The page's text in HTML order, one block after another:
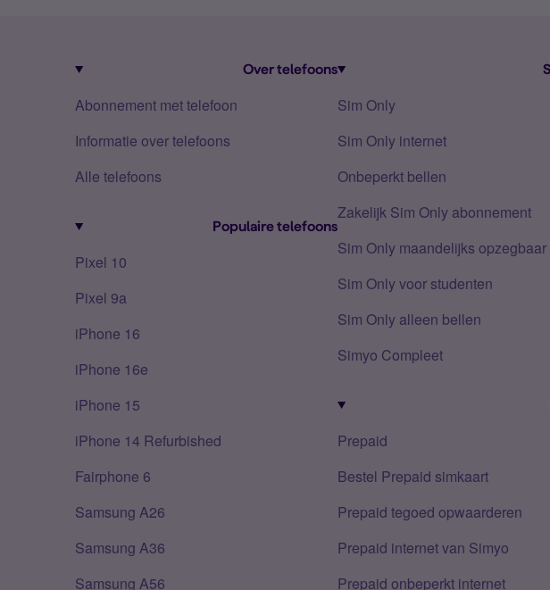
Over telefoons
Abonnement met telefoon
Informatie over telefoons
Alle telefoons
Populaire telefoons
Pixel 10
Pixel 9a
iPhone 16
iPhone 16e
iPhone 15
iPhone 14 Refurbished
Fairphone 6
Samsung A26
Samsung A36
Samsung A56
Sim Only
Sim Only internet
Onbeperkt bellen
Zakelijk Sim Only abonnement
Sim Only maandelijks opzegbaar
Sim Only voor studenten
Sim Only alleen bellen
Simyo Compleet
Prepaid
Bestel Prepaid simkaart
Prepaid tegoed opwaarderen
Prepaid internet van Simyo
Prepaid onbeperkt internet